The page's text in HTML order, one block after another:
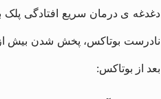
دغدغه ی درمان سریع افتادگی پلک
نادرست بوتاکس، پخش شدن بیش از
بعد از بوتاکس: